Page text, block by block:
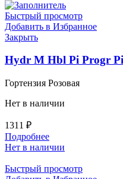
Быстрый просмотр
Добавить в Избранное
Закрыть
Hydr M Hbl Pi Progr
Гортензия Розовая
Нет в наличии
1311 ₽
Подробнее
Нет в наличии
Быстрый просмотр